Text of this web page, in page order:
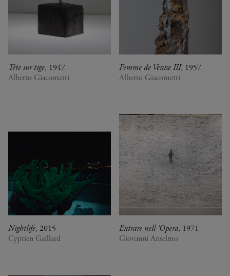
Tête sur tige, 1947
Alberto Giacometti
Femme de Venise III, 1957
Alberto Giacometti
Nightlife, 2015
Cyprien Gaillard
Entrare nell 'Opera, 1971
Giovanni Anselmo